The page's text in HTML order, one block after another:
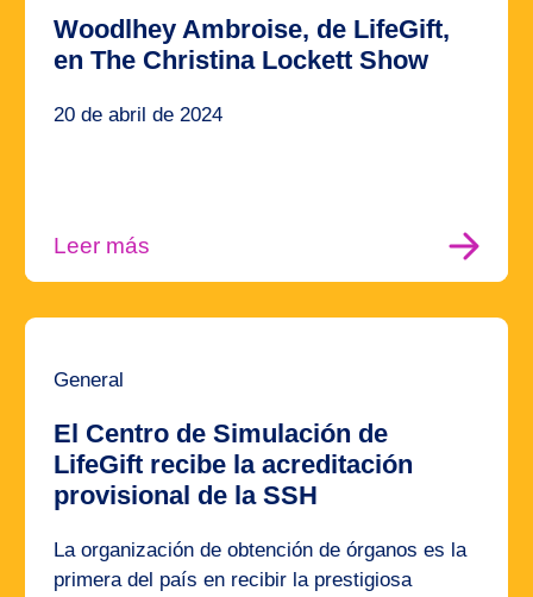
Woodlhey Ambroise, de LifeGift,
en The Christina Lockett Show
20 de abril de 2024
Leer más
General
El Centro de Simulación de
LifeGift recibe la acreditación
provisional de la SSH
La organización de obtención de órganos es la
primera del país en recibir la prestigiosa